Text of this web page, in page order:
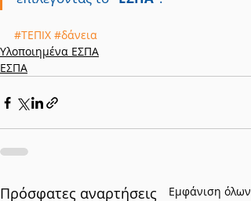
#ΤΕΠΙΧ #δάνεια
Υλοποιημένα ΕΣΠΑ
ΕΣΠΑ
Πρόσφατες αναρτήσεις Εμφάνιση όλων